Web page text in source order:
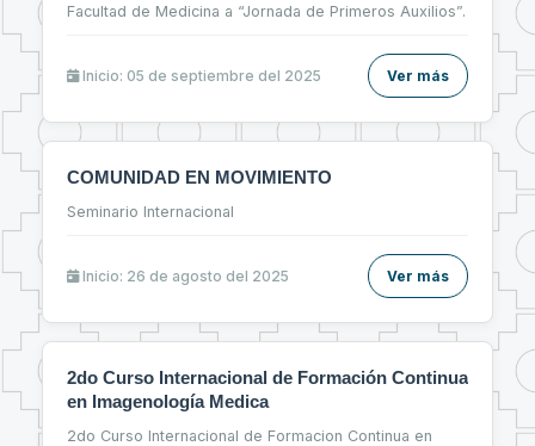
Facultad de Medicina a “Jornada de Primeros Auxilios”.
Inicio: 05 de septiembre del 2025 Ver más
COMUNIDAD EN MOVIMIENTO
Seminario Internacional
Inicio: 26 de agosto del 2025 Ver más
2do Curso Internacional de Formación Continua
en Imagenología Medica
2do Curso Internacional de Formacion Continua en